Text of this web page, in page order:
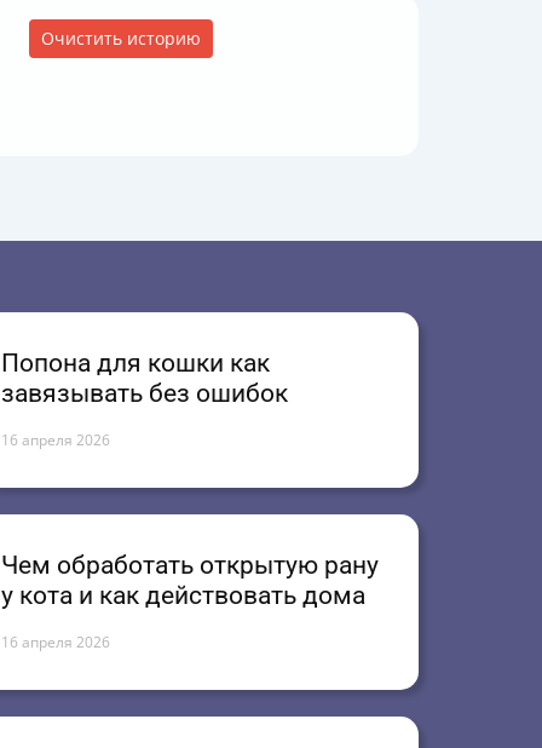
Очистить историю
Попона для кошки как
завязывать без ошибок
16 апреля 2026
Чем обработать открытую рану
у кота и как действовать дома
16 апреля 2026